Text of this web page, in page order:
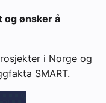
og ønsker å
i Norge og
SMART.